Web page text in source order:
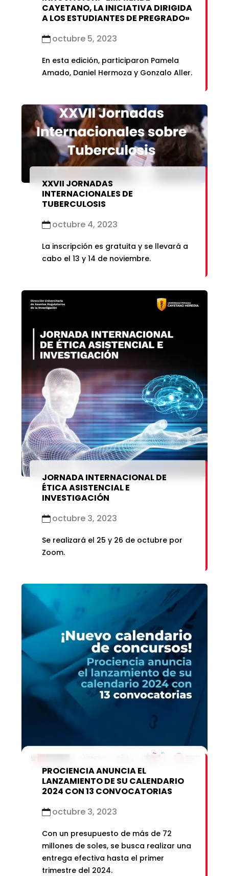
CAYETANO, LA INICIATIVA DIRIGIDA
A LOS ESTUDIANTES DE PREGRADO»
octubre 5, 2023
En esta edición, participaron Pamela
Amado, Daniel Hermoza y Gonzalo Aller.
XXVII JORNADAS
INTERNACIONALES DE
TUBERCULOSIS
octubre 4, 2023
La inscripción es gratuita y se llevará a
cabo el 13 y 14 de noviembre.
JORNADA INTERNACIONAL DE
ÉTICA ASISTENCIAL E
INVESTIGACIÓN
octubre 3, 2023
Se realizará el 25 y 26 de octubre por
Zoom.
PROCIENCIA ANUNCIA EL
LANZAMIENTO DE SU CALENDARIO
2024 CON 13 CONVOCATORIAS
octubre 3, 2023
Con un presupuesto de más de 72
millones de soles, se busca realizar una
entrega efectiva hasta el primer
trimestre del 2024.